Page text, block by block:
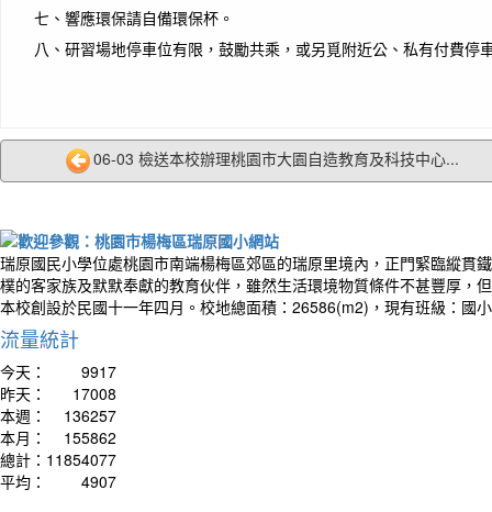
作
七、 響應環保請自備環保杯。
八、 研習場地停車位有限，鼓勵共乘，或另覓附近公、私有付費停
06-03 檢送本校辦理桃園市大園自造教育及科技中心...
瑞原國民小學位處桃園市南端楊梅區郊區的瑞原里境內，正門緊臨縱貫
樸的客家族及默默奉獻的教育伙伴，雖然生活環境物質條件不甚豐厚，
本校創設於民國十一年四月。校地總面積：26586(m2)，現有班級：國
流量統計
今天：
9917
昨天：
17008
本週：
136257
本月：
155862
總計： 11854077
平均：
4907